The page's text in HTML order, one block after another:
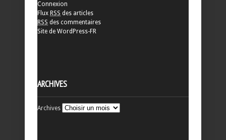
Connexion
Flux RSS des articles
RSS des commentaires
Site de WordPress-FR
ARCHIVES
Archives